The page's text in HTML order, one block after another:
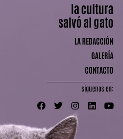
la cultura
salvó al gato
LA REDACCIÓN
GALERÍA
CONTACTO
síguenos en: